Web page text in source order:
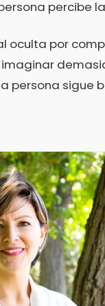
percibe
oculta por
persona sigue